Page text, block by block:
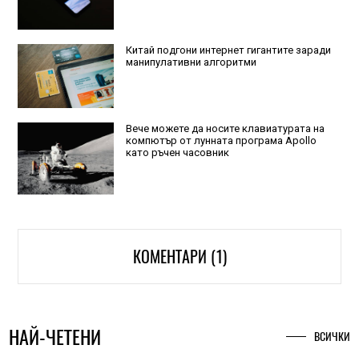
Китай подгони интернет гигантите заради
манипулативни алгоритми
Вече можете да носите клавиатурата на
компютър от лунната програма Apollo
като ръчен часовник
КОМЕНТАРИ (1)
НАЙ-ЧЕТЕНИ ВСИЧКИ